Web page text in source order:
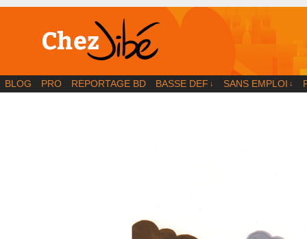
BD | Illustration | Blog
BLOG PRO REPORTAGE BD BASSE DEF ↓ SANS EMPLOI ↓